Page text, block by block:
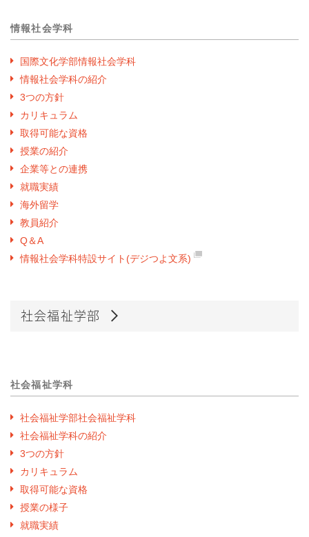
情報社会学科
国際文化学部情報社会学科
情報社会学科の紹介
3つの方針
カリキュラム
取得可能な資格
授業の紹介
企業等との連携
就職実績
海外留学
教員紹介
Q＆A
情報社会学科特設サイト(デジつよ文系)
社会福祉学部
社会福祉学科
社会福祉学部社会福祉学科
社会福祉学科の紹介
3つの方針
カリキュラム
取得可能な資格
授業の様子
就職実績